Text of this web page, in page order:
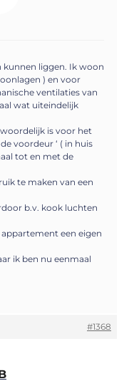
kunnen liggen. Ik woon
) en voor
ventilaties van
wat uiteindelijk
is voor het
voordeur ‘ ( in huis
tot en met de
te maken van een
b.v. kook luchten
een eigen
ik ben nu eenmaal
#1368